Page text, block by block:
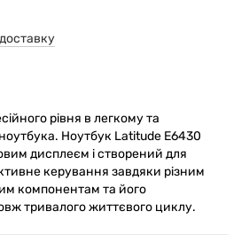
рівня в легкому та
Ноутбук Latitude E6430
дисплеєм і створений для
керування завдяки різним
компонентам та його
тривалого життєвого циклу.